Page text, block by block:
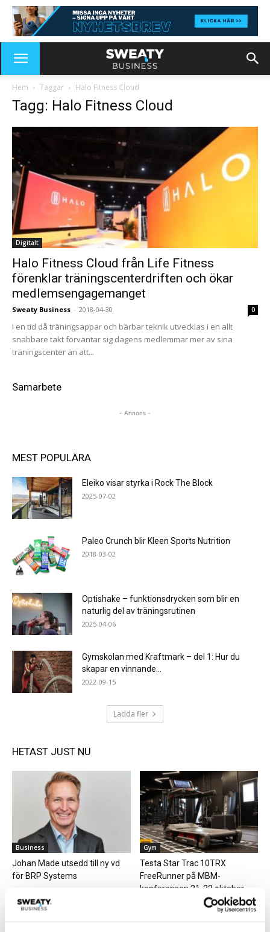
Hem Taggar Halo Fitness Cloud
Tagg: Halo Fitness Cloud
Digitalt
Halo Fitness Cloud från Life Fitness
förenklar träningscenterdriften och ökar
medlemsengagemanget
Sweaty Business - 2018-04-30 0
I en tid då träningsappar och bärbar teknik utvecklas i en allt
snabbare takt förväntar sig dagens medlemmar mer av sina
träningscenter än att...
Samarbete
- Annons -
MEST POPULÄRA
Eleiko visar styrka i Rock The Block
2025-07-02
Paleo Crunch blir Kleen Sports Nutrition
2018-03-02
Optishake – funktionsdrycken som blir en
naturlig del av träningsrutinen
2025-04-06
Gymskolan med Kraftmark – del 1: Hur du
skapar en vinnande...
2022-09-15
Ladda fler
HETAST JUST NU
Business
Johan Made utsedd till ny vd
för BRP Systems
Gym
Testa Star Trac 10TRX
FreeRunner på MBM-
konferensen 21-22 oktober